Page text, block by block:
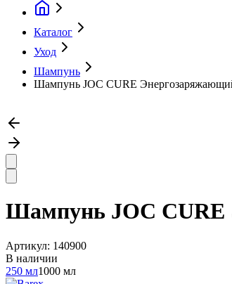
Каталог
Уход
Шампунь
Шампунь JOC CURE Энергозаряжающий
Шампунь JOC CURE
Артикул: 140900
В наличии
250 мл1000 мл